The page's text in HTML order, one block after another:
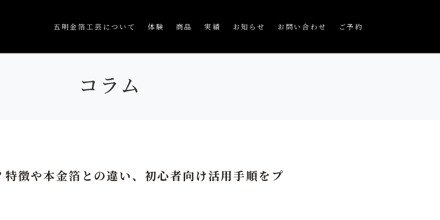
五明金箔工芸について 体験 商品 実績 お知らせ お問い合わせ ご予約
コラム
特徴や本金箔との違い、初心者向け活用手順をプ